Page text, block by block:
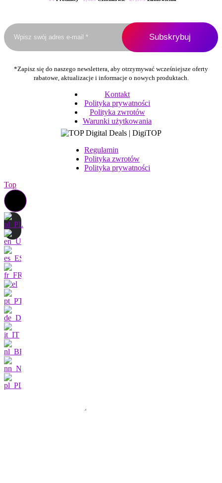
*Zapisz się do naszego newslettera, aby otrzymywać wcześniejsze oferty
rabatowe, aktualizacje i informacje o nowych produktach.
Kontakt
Polityka prywatności
Polityka zwrotów
Warunki użytkowania
Regulamin
Polityka zwrotów
Polityka prywatności
Top
Skontaktuj się z nami
Jestem bardzo
zainteresowany